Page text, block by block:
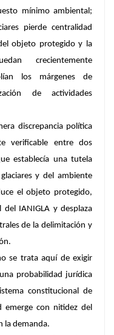
mínimo ambiental;
pierde centralidad
objeto protegido y la
crecientemente
los márgenes de
de actividades
discrepancia política
verificable entre dos
establecía una tutela
y del ambiente
el objeto protegido,
IANIGLA y desplaza
de la delimitación y
se trata aquí de exigir
probabilidad jurídica
constitucional de
con nitidez del
la demanda.